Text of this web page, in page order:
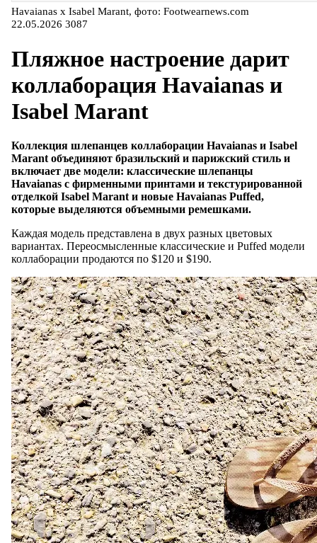
Havaianas x Isabel Marant, фото: Footwearnews.com
22.05.2026 3087
Пляжное настроение дарит
коллаборация Havaianas и
Isabel Marant
Коллекция шлепанцев коллаборации Havaianas и Isabel
Marant объединяют бразильский и парижский стиль и
включает две модели: классические шлепанцы
Havaianas с фирменными принтами и текстурированной
отделкой Isabel Marant и новые Havaianas Puffed,
которые выделяются объемными ремешками.
Каждая модель представлена ​​в двух разных цветовых
вариантах. Переосмысленные классические и Puffed модели
коллаборации продаются по $120 и $190.